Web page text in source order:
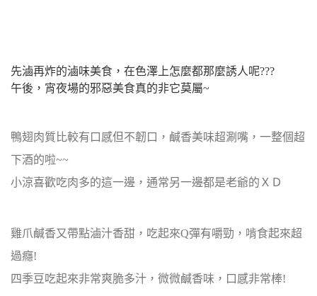
先滷再炸的滷味美食，在色澤上怎麼都那麼誘人呢???
午後，宵夜場的邪惡美食真的非它莫屬~
鴨翅肉質比較有口感但不韌口，鹹香美味超涮嘴，一整個超
下酒的啦~~
小涼喜歡吃肉多的這一邊，通常另一邊都是老爺的ＸＤ
雞爪鹹香又帶點滷汁香甜，吃起來Q彈有嚼勁，啃食起來超
過癮!
四季豆吃起來非常爽脆多汁，微微鹹香味，口感非常棒!